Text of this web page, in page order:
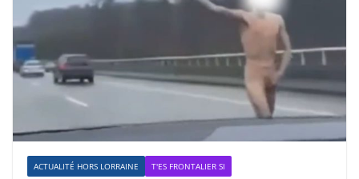
ACTUALITÉ HORS LORRAINE T'ES FRONTALIER SI